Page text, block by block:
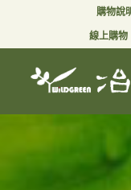
購物說
線上購物